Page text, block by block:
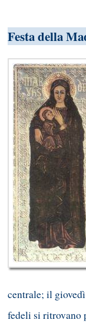
Festa della
centrale; il
fedeli si ritrovano